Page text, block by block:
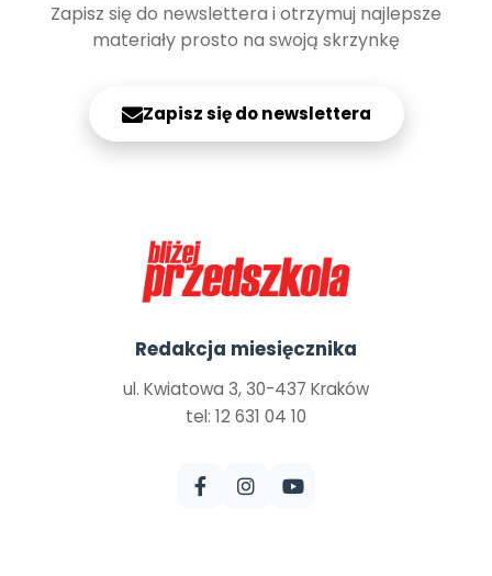
Zapisz się do newslettera i otrzymuj najlepsze
materiały prosto na swoją skrzynkę
Zapisz się do newslettera
Redakcja miesięcznika
ul. Kwiatowa 3, 30-437 Kraków
tel: 12 631 04 10